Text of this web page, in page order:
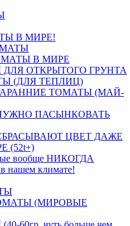
В МИРЕ!
В МИРЕ
ОТКРЫТОГО ГРУНТА
(ДЛЯ ТЕПЛИЦ)
ТОМАТЫ (МАЙ-
ПАСЫНКОВАТЬ
ЦВЕТ ДАЖЕ
(52t+)
вообще НИКОГДА
климате!
(МИРОВЫЕ